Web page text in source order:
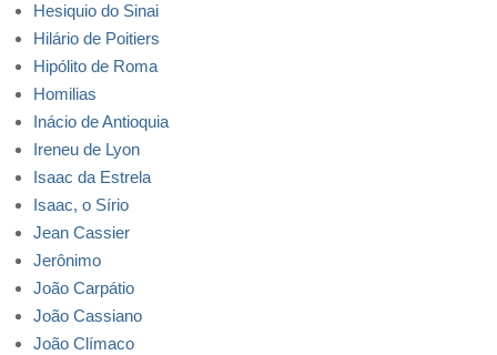
Hesiquio do Sinai
Hilário de Poitiers
Hipólito de Roma
Homilias
Inácio de Antioquia
Ireneu de Lyon
Isaac da Estrela
Isaac, o Sírio
Jean Cassier
Jerônimo
João Carpátio
João Cassiano
João Clímaco